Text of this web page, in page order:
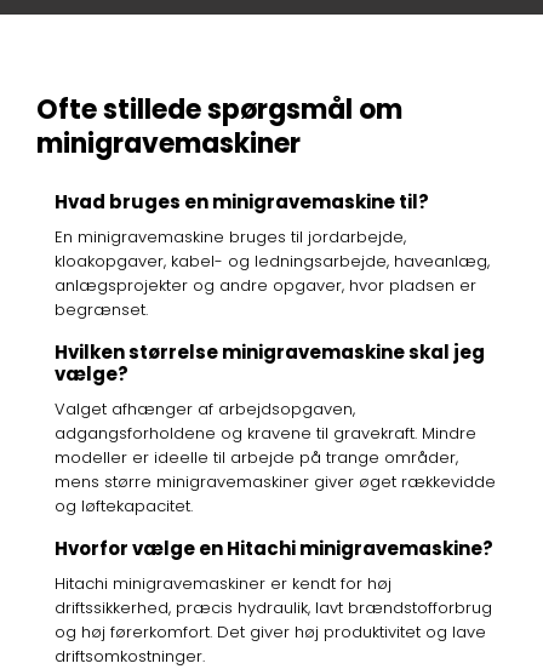
Ofte stillede spørgsmål om
minigravemaskiner
Hvad bruges en minigravemaskine til?
En minigravemaskine bruges til jordarbejde,
kloakopgaver, kabel- og ledningsarbejde, haveanlæg,
anlægsprojekter og andre opgaver, hvor pladsen er
begrænset.
Hvilken størrelse minigravemaskine skal jeg
vælge?
Valget afhænger af arbejdsopgaven,
adgangsforholdene og kravene til gravekraft. Mindre
modeller er ideelle til arbejde på trange områder,
mens større minigravemaskiner giver øget rækkevidde
og løftekapacitet.
Hvorfor vælge en Hitachi minigravemaskine?
Hitachi minigravemaskiner er kendt for høj
driftssikkerhed, præcis hydraulik, lavt brændstofforbrug
og høj førerkomfort. Det giver høj produktivitet og lave
driftsomkostninger.